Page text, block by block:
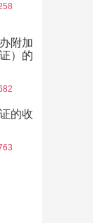
附加
）的
的收